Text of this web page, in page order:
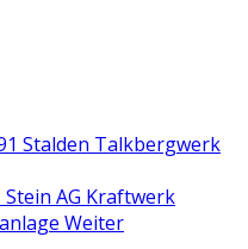
Stalden Talkbergwerk
AG Kraftwerk
Weiter